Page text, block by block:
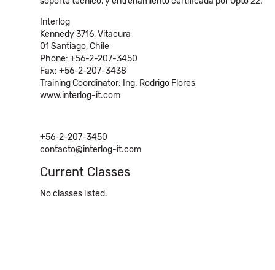
Interlog
Kennedy 3716, Vitacura
01 Santiago, Chile
Phone: +56-2-207-3450
Fax: +56-2-207-3438
Training Coordinator: Ing. Rodrigo Flores
www.interlog-it.com
+56-2-207-3450
contacto@interlog-it.com
Current Classes
No classes listed.